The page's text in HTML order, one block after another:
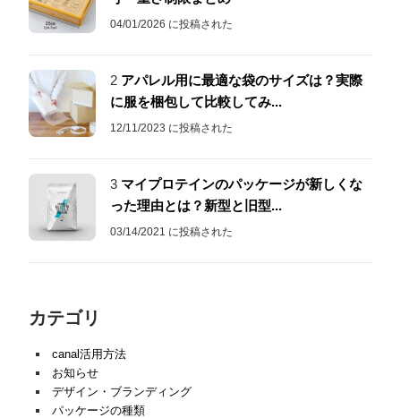
04/01/2026 に投稿された
2 アパレル用に最適な袋のサイズは？実際
に服を梱包して比較してみ...
12/11/2023 に投稿された
3 マイプロテインのパッケージが新しくな
った理由とは？新型と旧型...
03/14/2021 に投稿された
カテゴリ
canal活用方法
お知らせ
デザイン・ブランディング
パッケージの種類